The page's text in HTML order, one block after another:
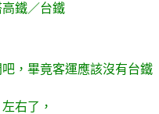
鐵／台鐵
，畢竟客運應該沒有台鐵
右了，